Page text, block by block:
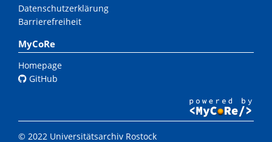
Datenschutzerklärung
Barrierefreiheit
MyCoRe
Homepage
GitHub
© 2022 Universitätsarchiv Rostock